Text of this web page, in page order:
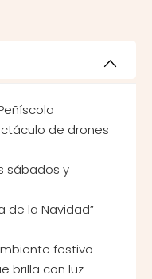
de drones
sábados y
de la Navidad”
festivo
brilla con luz